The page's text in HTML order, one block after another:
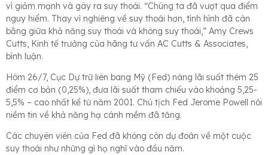
vì giảm mạnh và gây ra suy thoái. “Chúng ta đã vượt qua điểm
nguy hiểm. Thay vì nghiêng về suy thoái hơn, tình hình đã cân
bằng giữa khả năng suy thoái và không suy thoái,” Amy Crews
Cutts, Kinh tế trưởng của hãng tư vấn AC Cutts & Associates,
bình luận.
Hôm 26/7, Cục Dự trữ liên bang Mỹ (Fed) nâng lãi suất thêm 25
điểm cơ bản (0,25%), đưa lãi suất tham chiếu vào khoảng 5,25-
5,5% – cao nhất kể từ năm 2001. Chủ tịch Fed Jerome Powell nói
niềm tin về khả năng hạ cánh mềm đã tăng.
Các chuyên viên của Fed đã không còn dự đoán về một cuộc
suy thoái như những gì họ nghĩ vào đầu năm.